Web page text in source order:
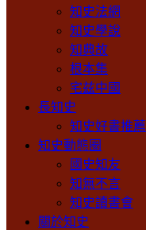
知史法網
知史學說
知典故
根本集
宅兹中國
長知史
知史好書推薦
知史動態圈
國史知友
知無不言
知史讀書會
關於知史